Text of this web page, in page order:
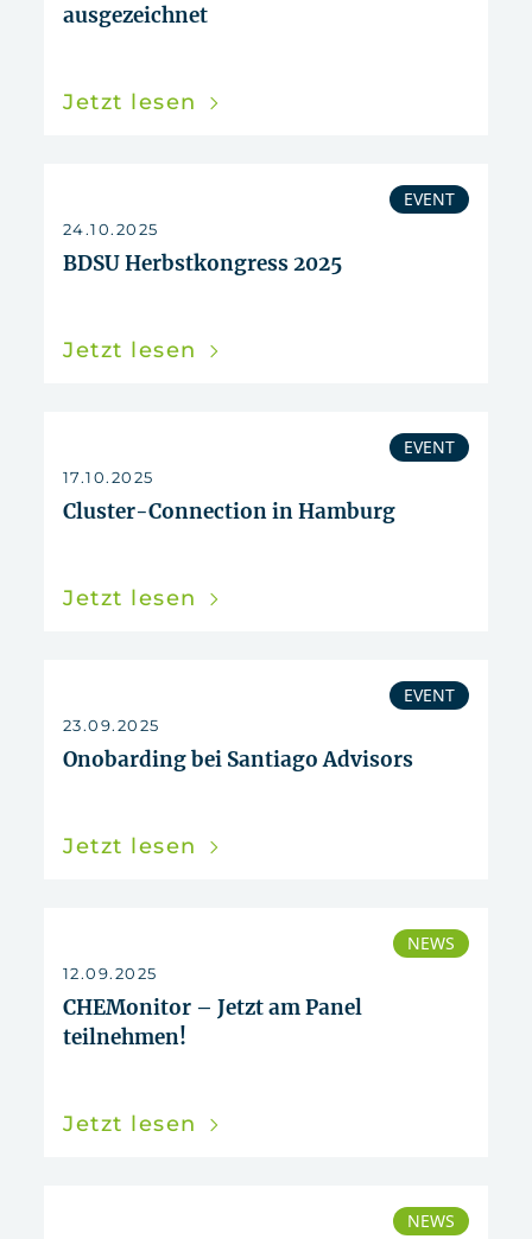
ausgezeichnet
Jetzt lesen
EVENT
24.10.2025
BDSU Herbstkongress 2025
Jetzt lesen
EVENT
17.10.2025
Cluster-Connection in Hamburg
Jetzt lesen
EVENT
23.09.2025
Onobarding bei Santiago Advisors
Jetzt lesen
NEWS
12.09.2025
CHEMonitor – Jetzt am Panel
teilnehmen!
Jetzt lesen
NEWS